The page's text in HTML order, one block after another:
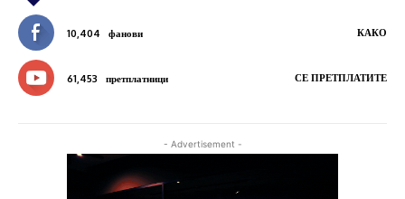
10,404 фанови КАКО
61,453 претплатници СЕ ПРЕТПЛАТИТЕ
- Advertisement -